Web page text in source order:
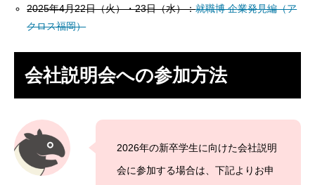
2025年4月22日（火）・23日（水）：就職博 企業発見編（ア
クロス福岡）
会社説明会への参加方法
2026年の新卒学生に向けた会社説明
会に参加する場合は、下記よりお申